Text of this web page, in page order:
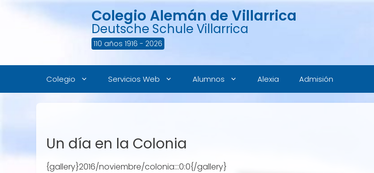
Colegio Alemán de Villarrica
Deutsche Schule Villarrica
110 años 1916 - 2026
Colegio Servicios Web Alumnos Alexia Admisión
Un día en la Colonia
{gallery}2016/noviembre/colonia:::0:0{/gallery}